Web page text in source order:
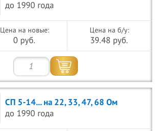
до 1990 года
Цена на новые:
0 руб.
Цена на б/у:
39.48 руб.
СП 5-14... на 22, 33, 47, 68 Ом
до 1990 года